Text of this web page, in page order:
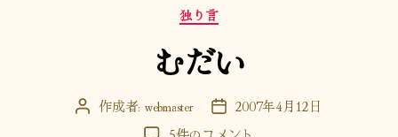
カ
テ
ゴ
リ
独り言
むだい
投 作成者: webmaster
投
稿
2007年4月12日
む